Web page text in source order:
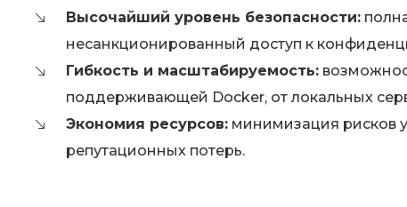
Высочайший уровень безопасности:
несанкционированный доступ к
Гибкость и масштабируемость:
поддерживающей Docker, от локальных
Экономия ресурсов: минимизация рисков
репутационных потерь.